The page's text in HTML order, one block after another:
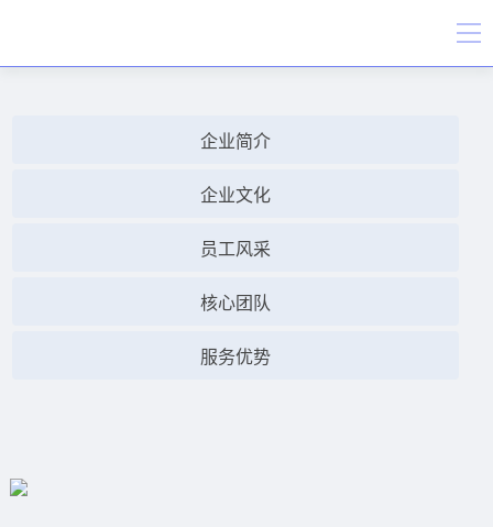
企业简介
企业文化
员工风采
核心团队
服务优势